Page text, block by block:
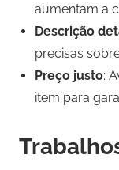
aumentam a
Descrição
precisas
Preço justo:
item para